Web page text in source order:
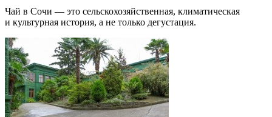
Чай в Сочи — это сельскохозяйственная, климатическая
и культурная история, а не только дегустация.